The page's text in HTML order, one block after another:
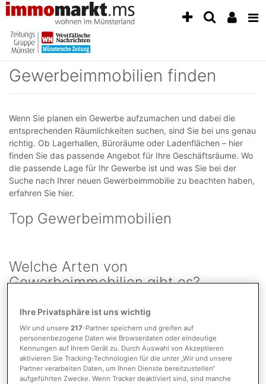
Accessibility
aktivieren
zur
Navigation
zum
Inhalt
zum
der
Anzeige
Gewerbeimmobilien finden
Wenn Sie planen ein Gewerbe aufzumachen und dabei die
entsprechenden Räumlichkeiten suchen, sind Sie bei uns genau
richtig. Ob Lagerhallen, Büroräume oder Ladenflächen – hier
finden Sie das passende Angebot für Ihre Geschäftsräume. Wo
die passende Lage für Ihr Gewerbe ist und was Sie bei der
Suche nach Ihrer neuen Gewerbeimmobilie zu beachten haben,
erfahren Sie hier.
Top Gewerbeimmobilien
Welche Arten von
Gewerbeimmobilien gibt es?
Je nach Gewerbe, das Sie betreiben, benötigen Sie auch
individuelle Gewerberäume. Zum Beispiel sollten sich
Gewerberäume für einen Arzt auch als Praxis eignen. Folgende
Gewerbeimmobilien können unterschieden werden und lassen
sich weitestgehend einordnen:
Ihre Privatsphäre ist uns wichtig
Wir und unsere217-Partner speichern und greifen auf
personenbezogene Daten wie Browserdaten oder eindeutige
Kennungen auf Ihrem Gerät zu. Durch Auswahl von Akzeptieren
aktivieren Sie Tracking-Technologien für die unter „Wir und unsere
Partner verarbeiten Daten, um Ihnen Dienste bereitzustellen“
aufgeführten Zwecke. Wenn Tracker deaktiviert sind, sind manche